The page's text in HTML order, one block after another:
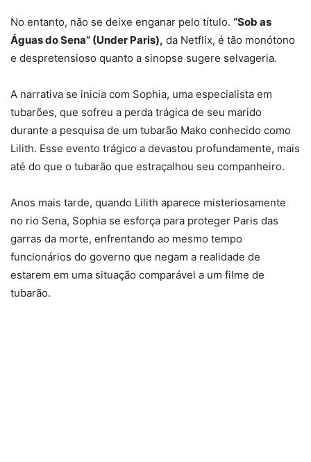
No entanto, não se deixe enganar pelo título. “Sob as
Águas do Sena” (Under Paris), da Netflix, é tão monótono
e despretensioso quanto a sinopse sugere selvageria.
A narrativa se inicia com Sophia, uma especialista em
tubarões, que sofreu a perda trágica de seu marido
durante a pesquisa de um tubarão Mako conhecido como
Lilith. Esse evento trágico a devastou profundamente, mais
até do que o tubarão que estraçalhou seu companheiro.
Anos mais tarde, quando Lilith aparece misteriosamente
no rio Sena, Sophia se esforça para proteger Paris das
garras da morte, enfrentando ao mesmo tempo
funcionários do governo que negam a realidade de
estarem em uma situação comparável a um filme de
tubarão.